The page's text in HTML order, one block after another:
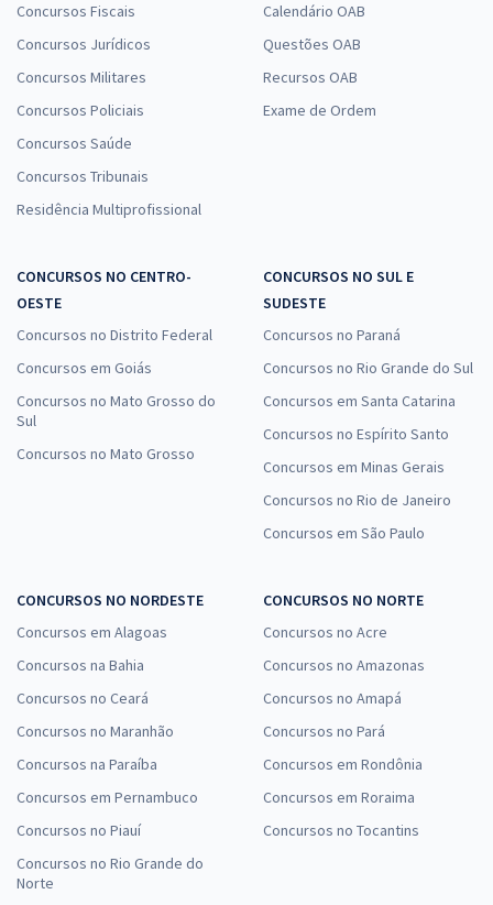
Concursos Fiscais
Concursos Jurídicos
Concursos Militares
Concursos Policiais
Concursos Saúde
Concursos Tribunais
Residência Multiprofissional
Calendário OAB
Questões OAB
Recursos OAB
Exame de Ordem
CONCURSOS NO CENTRO-
OESTE
Concursos no Distrito Federal
Concursos em Goiás
Concursos no Mato Grosso do
Sul
Concursos no Mato Grosso
CONCURSOS NO SUL E
SUDESTE
Concursos no Paraná
Concursos no Rio Grande do Sul
Concursos em Santa Catarina
Concursos no Espírito Santo
Concursos em Minas Gerais
Concursos no Rio de Janeiro
Concursos em São Paulo
CONCURSOS NO NORDESTE
Concursos em Alagoas
Concursos na Bahia
Concursos no Ceará
Concursos no Maranhão
Concursos na Paraíba
Concursos em Pernambuco
Concursos no Piauí
Concursos no Rio Grande do
Norte
CONCURSOS NO NORTE
Concursos no Acre
Concursos no Amazonas
Concursos no Amapá
Concursos no Pará
Concursos em Rondônia
Concursos em Roraima
Concursos no Tocantins